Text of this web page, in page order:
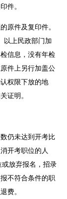
件。
原件及复印件。
以上民政部门加
信息，没有年检
件上另行加盖公
权限下放的地
证明。
仍未达到开考比
开考职位的人
或放弃报名，招录
不符合条件的职
费。